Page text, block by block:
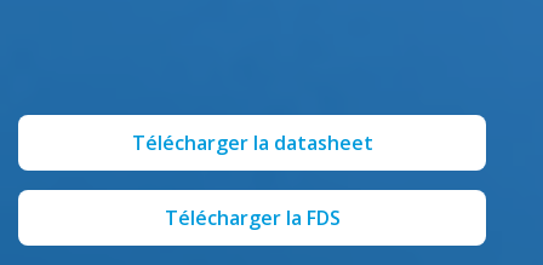
Télécharger la datasheet
Télécharger la FDS